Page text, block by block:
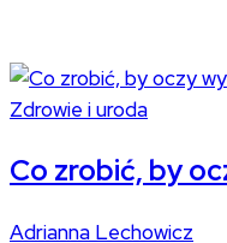
Zdrowie i uroda
Co zrobić, by
Adrianna Lechowicz